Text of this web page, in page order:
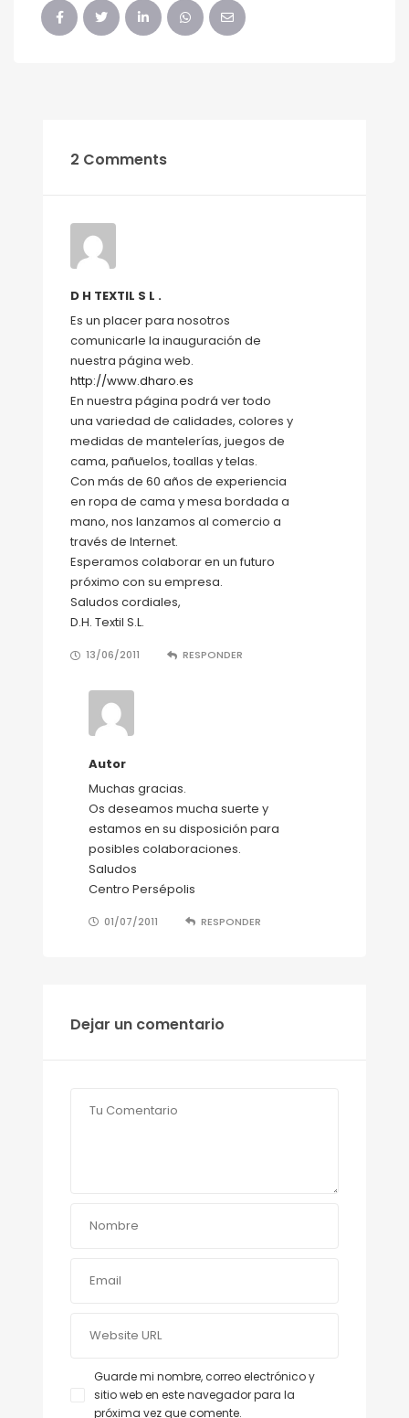
2 Comments
D H TEXTIL S L .
Es un placer para nosotros
comunicarle la inauguración de
nuestra página web.
http://www.dharo.es
En nuestra página podrá ver todo
una variedad de calidades, colores y
medidas de mantelerías, juegos de
cama, pañuelos, toallas y telas.
Con más de 60 años de experiencia
en ropa de cama y mesa bordada a
mano, nos lanzamos al comercio a
través de Internet.
Esperamos colaborar en un futuro
próximo con su empresa.
Saludos cordiales,
D.H. Textil S.L.
13/06/2011 RESPONDER
Autor
Muchas gracias.
Os deseamos mucha suerte y
estamos en su disposición para
posibles colaboraciones.
Saludos
Centro Persépolis
01/07/2011 RESPONDER
Dejar un comentario
Guarde mi nombre, correo electrónico y
sitio web en este navegador para la
próxima vez que comente.